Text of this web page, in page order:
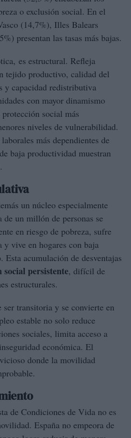
o exclusión social. En el
(14,7%), Illes Balears
presentan las tasas más bajas.
es estructural. Refleja
tejido productivo, calidad del
y capacidad redistributiva
con mayor dinamismo
social más
niveles de vulnerabilidad.
más dependientes de
baja productividad muestran
un núcleo especialmente
de un millón de personas se
en riesgo de pobreza, sufre
y vive en hogares con baja
Esta acumulación de desventajas
social persistente, difícil de
estructurales.
transitoria y se convierte en
estable no solo reduce
sociales, limita acceso a
económica. El
donde la movilidad
de Condiciones de Vida no es
España no empeora de